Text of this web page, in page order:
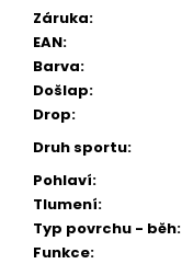
Záruka:
EAN:
Barva:
Došlap:
Drop:
Druh sportu:
Pohlaví:
Tlumení:
Typ povrchu - běh:
Funkce: